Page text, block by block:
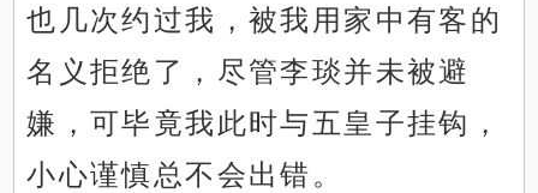
也几次约过我，被我用家中有客的
名义拒绝了，尽管李琰并未被避
嫌，可毕竟我此时与五皇子挂钩，
小心谨慎总不会出错。